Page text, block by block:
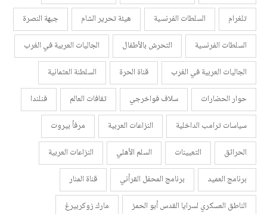
تلغرام
السلطات الفرنسية هيئة تحرير الشام
جبهة النصرة
السلطات الفرنسية
التحرش بالأطفال
الجاليات العربية في الغرب
الجاليات العربية في الغرب
قناة الحرة
السلطنة العثمانية
حوار الحضارات
سلاف فواخرجي ثقافات العالم
فنلندا
سياسات ترامب الداخلية
النزاعات العربية
مرفأ بيروت
الحرائق
التعيينات السلم الأهلي
النزاعات العربية
برنامج العميد
برنامج المحفل القرأني
قناة المنار
الناطق العسكري لسرايا القدس أبو الحمز
مارك زوكربيرغ